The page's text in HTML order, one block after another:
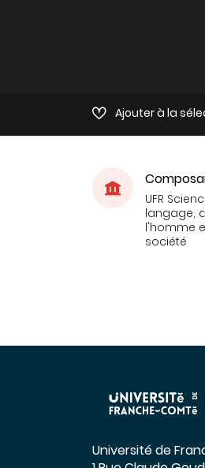
Ajouter à la
UFR
langage,
l'homme
société
Université de